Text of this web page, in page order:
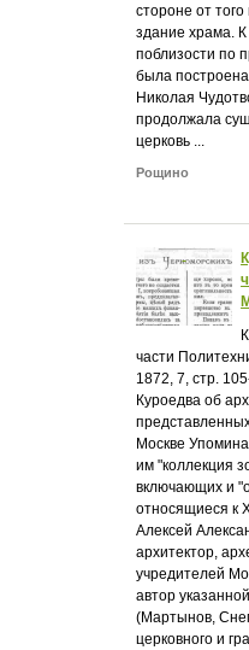
стороне от
здание храма.
поблизости по
была
Николая
продолжала
церковь ...
Рощино
части
1872, 7, стр.
Куроедва об
Москве
им "коллекция
включающих и
относящиеся к
Алексей
архитектор,
учредителей
автор
(Мартынов,
церковного и